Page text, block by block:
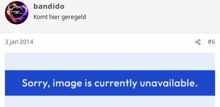
bandido
Komt hier geregeld
3 jan 2014 #6